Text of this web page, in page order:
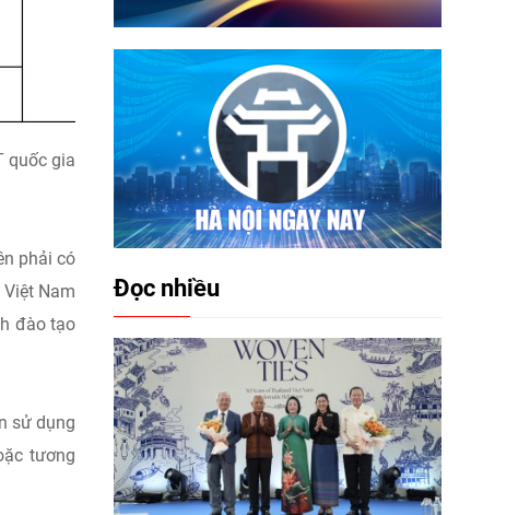
quốc gia
phải có
Nam
đào tạo
sử dụng
tương
Đọc nhiều